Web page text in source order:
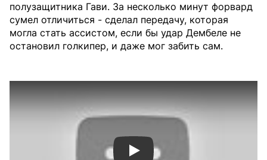
полузащитника Гави. За несколько минут форвард
сумел отличиться - сделал передачу, которая
могла стать ассистом, если бы удар Дембеле не
остановил голкипер, и даже мог забить сам.
Смотреть видео YouTube